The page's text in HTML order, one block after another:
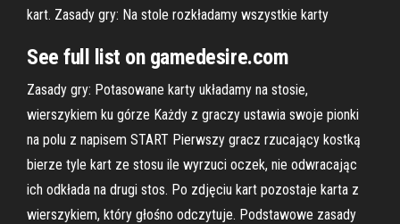
kart. Zasady gry: Na stole rozkładamy wszystkie karty
See full list on gamedesire.com
Zasady gry: Potasowane karty układamy na stosie,
wierszykiem ku górze Każdy z graczy ustawia swoje pionki
na polu z napisem START Pierwszy gracz rzucający kostką
bierze tyle kart ze stosu ile wyrzuci oczek, nie odwracając
ich odkłada na drugi stos. Po zdjęciu kart pozostaje karta z
wierszykiem, który głośno odczytuje. Podstawowe zasady